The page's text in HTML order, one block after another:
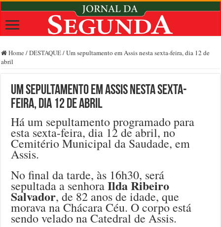
Home /DESTAQUE/Um sepultamento em Assis nesta sexta-feira, dia 12 de
abril
Um sepultamento em Assis nesta sexta-
feira, dia 12 de abril
Há um sepultamento programado para
esta sexta-feira, dia 12 de abril, no
Cemitério Municipal da Saudade, em
Assis.
No final da tarde, às 16h30, será
sepultada a senhoraIlda Ribeiro
Salvador, de 82 anos de idade, que
morava na Chácara Céu. O corpo está
sendo velado na Catedral de Assis.